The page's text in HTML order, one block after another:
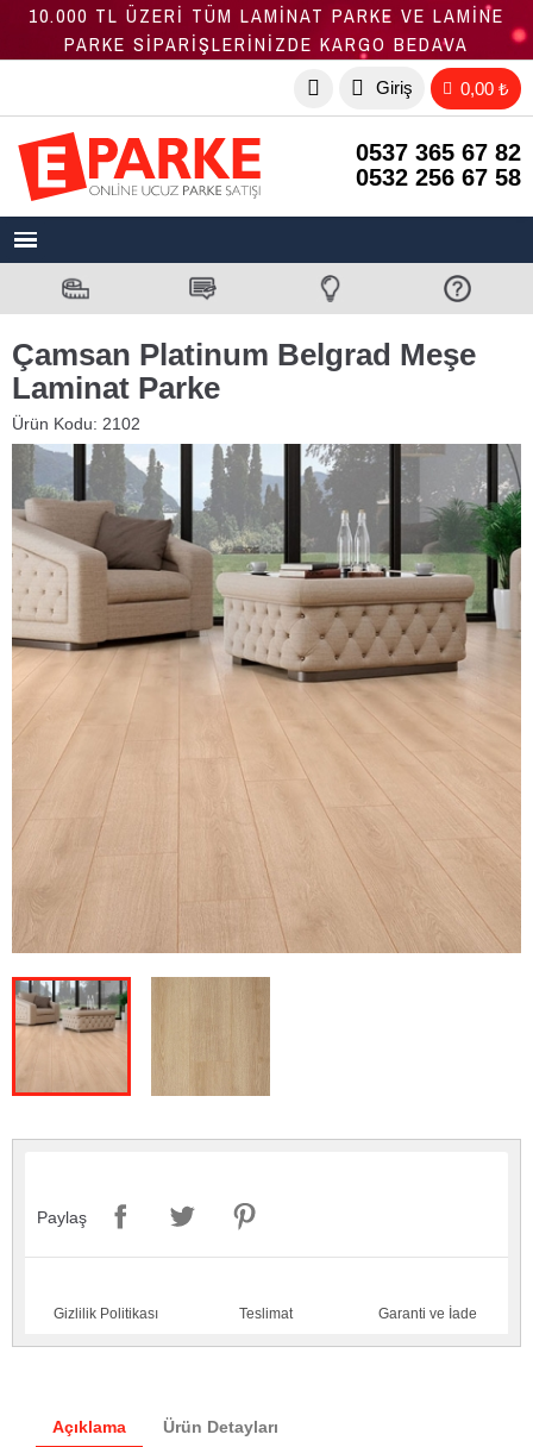
10.000 TL ÜZERİ TÜM LAMİNAT PARKE VE LAMİNE
PARKE SİPARİŞLERİNİZDE KARGO BEDAVA
Giriş 0,00 ₺
0537 365 67 82
0532 256 67 58
Çamsan Platinum Belgrad Meşe
Laminat Parke
Ürün Kodu: 2102
Paylaş
Gizlilik Politikası Teslimat Garanti ve İade
Açıklama Ürün Detayları